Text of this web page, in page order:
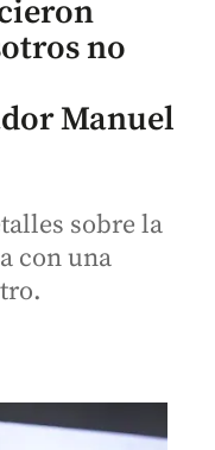
no
Manuel
sobre la
con una